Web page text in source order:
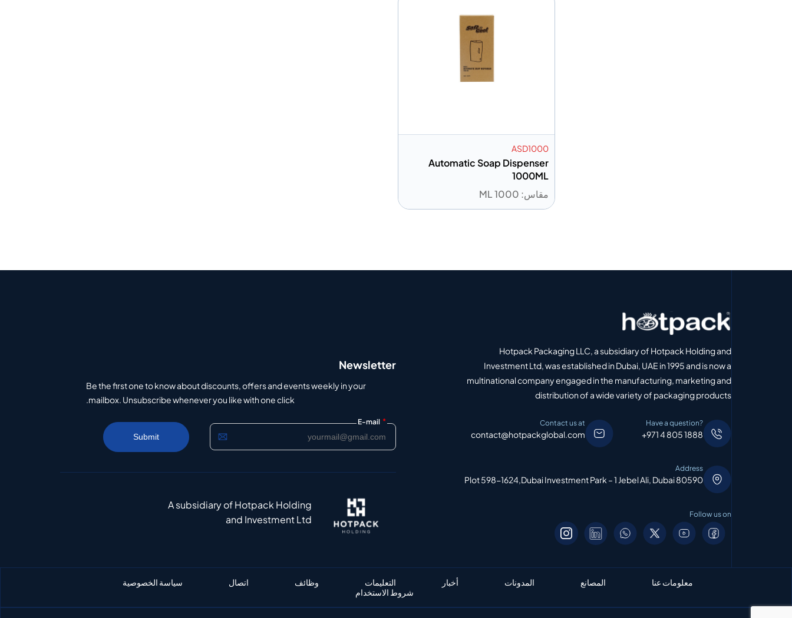
ASD1000
Automatic Soap Dispenser
1000ML
مقاس: 1000 ML
Hotpack Packaging LLC, a subsidiary of Hotpack Holding and
Investment Ltd, was established in Dubai, UAE in 1995 and is now a
multinational company engaged in the manufacturing, marketing and
distribution of a wide variety of packaging products
Have a question?
+971 4 805 1888
Contact us at
contact@hotpackglobal.com
Address
Plot 598-1624,Dubai Investment Park – 1 Jebel Ali, Dubai 80590
Follow us on
Newsletter
Be the first one to know about discounts, offers and events weekly in your
mailbox. Unsubscribe whenever you like with one click.
E-mail *
A subsidiary of Hotpack Holding
and Investment Ltd
معلومات عنا المصانع المدونات أخبار التعليمات وظائف اتصال
سياسة الخصوصية
شروط الاستخدام